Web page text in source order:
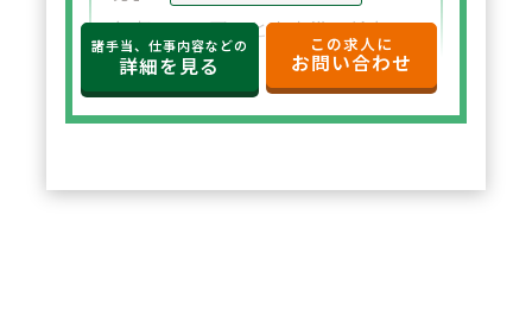
年収650万円～と高水準の給与設
定。年俸制で収入の見通しも立て
やすく、選択した都道府県内で安
諸手当、仕事内容などの
詳細を見る
この求人に
お問い合わせ